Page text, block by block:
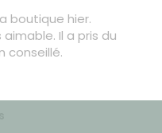
boutique hier.
Il a pris du
conseillé.